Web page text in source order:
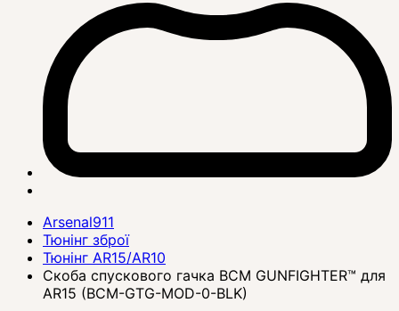
Arsenal911
Тюнінг зброї
Тюнінг AR15/AR10
Скоба спускового гачка BCM GUNFIGHTER™ для
AR15 (BCM-GTG-MOD-0-BLK)